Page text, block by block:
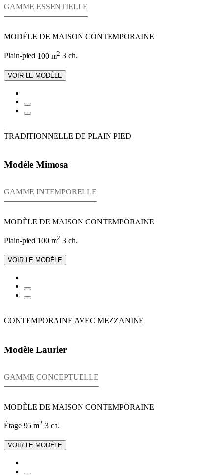
GAMME ESSENTIELLE
MODÈLE DE MAISON CONTEMPORAINE
Plain-pied 100 m2 3 ch.
VOIR LE MODÈLE
TRADITIONNELLE DE PLAIN PIED
Modèle Mimosa
GAMME INTEMPORELLE
MODÈLE DE MAISON CONTEMPORAINE
Plain-pied 100 m2 3 ch.
VOIR LE MODÈLE
CONTEMPORAINE AVEC MEZZANINE
Modèle Laurier
GAMME CONCEPTUELLE
MODÈLE DE MAISON CONTEMPORAINE
Étage 95 m2 3 ch.
VOIR LE MODÈLE